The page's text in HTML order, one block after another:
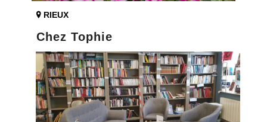
RIEUX
Chez Tophie